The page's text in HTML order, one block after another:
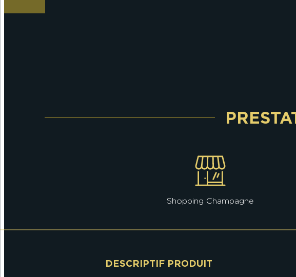
Shopping Champagne
DESCRIPTIF PRODUIT